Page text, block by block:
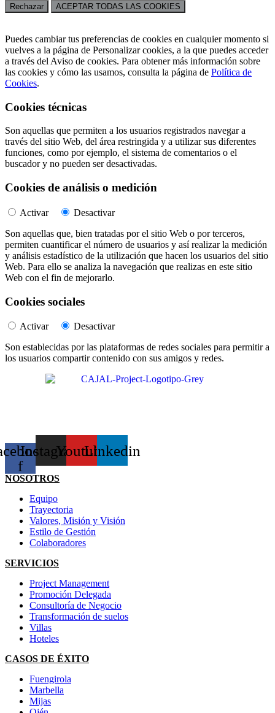
Rechazar ACEPTAR TODAS LAS COOKIES
Puedes cambiar tus preferencias de cookies en cualquier momento si
vuelves a la página de Personalizar cookies, a la que puedes acceder
a través del Aviso de cookies. Para obtener más información sobre
las cookies y cómo las usamos, consulta la página de Política de
Cookies.
Cookies técnicas
Son aquellas que permiten a los usuarios registrados navegar a
través del sitio Web, del área restringida y a utilizar sus diferentes
funciones, como por ejemplo, el sistema de comentarios o el
buscador y no pueden ser desactivadas.
Cookies de análisis o medición
Activar
Desactivar
Son aquellas que, bien tratadas por el sitio Web o por terceros,
permiten cuantificar el número de usuarios y así realizar la medición
y análisis estadístico de la utilización que hacen los usuarios del sitio
Web. Para ello se analiza la navegación que realizas en este sitio
Web con el fin de mejorarlo.
Cookies sociales
Activar
Desactivar
Son establecidas por las plataformas de redes sociales para permitir a
los usuarios compartir contenido con sus amigos y redes.
f
InstagramYoutubeLinkedin
NOSOTROS
Equipo
Trayectoria
Valores, Misión y Visión
Estilo de Gestión
Colaboradores
SERVICIOS
Project Management
Promoción Delegada
Consultoría de Negocio
Transformación de suelos
Villas
Hoteles
CASOS DE ÉXITO
Fuengirola
Marbella
Mijas